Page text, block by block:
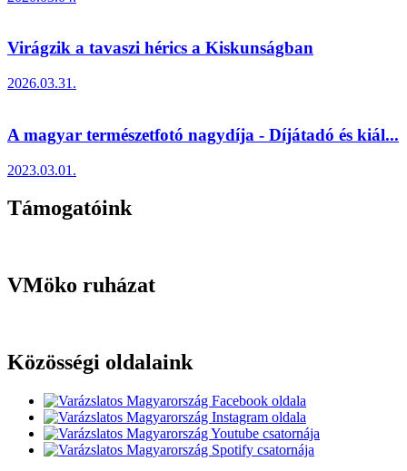
Virágzik a tavaszi hérics a Kiskunságban
2026.03.31.
A magyar természetfotó nagydíja - Díjátadó és kiál...
2023.03.01.
Támogatóink
VMöko ruházat
Közösségi oldalaink